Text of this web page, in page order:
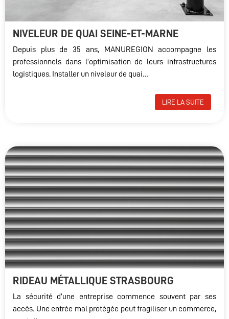
NIVELEUR DE QUAI SEINE-ET-MARNE
Depuis plus de 35 ans, MANUREGION accompagne les
professionnels dans l’optimisation de leurs infrastructures
logistiques. Installer un niveleur de quai…
LIRE LA SUITE
RIDEAU MÉTALLIQUE STRASBOURG
La sécurité d’une entreprise commence souvent par ses
accès. Une entrée mal protégée peut fragiliser un commerce,